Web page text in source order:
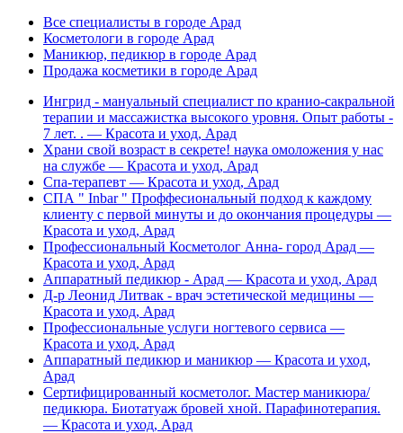
Все специалисты в городе Арад
Косметологи в городе Арад
Маникюр, педикюр в городе Арад
Продажа косметики в городе Арад
Ингрид - мануальный специалист по кранио-сакральной
терапии и массажистка высокого уpовня. Опыт работы -
7 лет. . — Красота и уход, Арад
Храни свой возраст в секрете! наука омоложения у нас
на службе — Красота и уход, Арад
Спа-терапевт — Красота и уход, Арад
СПА " Inbar " Проффесиональный подход к каждому
клиенту с первой минуты и до окончания процедуры —
Красота и уход, Арад
Профессиональный Косметолог Анна- город Арад —
Красота и уход, Арад
Аппаратный педикюр - Арад — Красота и уход, Арад
Д-р Леонид Литвак - врач эстетической медицины —
Красота и уход, Арад
Профессиональные услуги ногтевого сервиса —
Красота и уход, Арад
Аппаратный педикюр и маникюр — Красота и уход,
Арад
Сертифицированный косметолог. Мастер маникюра/
педикюра. Биотатуаж бровей хной. Парафинотерапия.
— Красота и уход, Арад